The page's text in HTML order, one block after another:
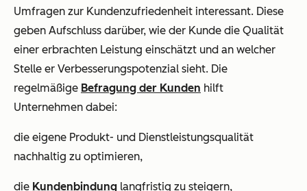
Umfragen zur Kundenzufriedenheit interessant. Diese
geben Aufschluss darüber, wie der Kunde die Qualität
einer erbrachten Leistung einschätzt und an welcher
Stelle er Verbesserungspotenzial sieht. Die
regelmäßige Befragung der Kunden hilft
Unternehmen dabei:
die eigene Produkt- und Dienstleistungsqualität
nachhaltig zu optimieren,
die Kundenbindung langfristig zu steigern,